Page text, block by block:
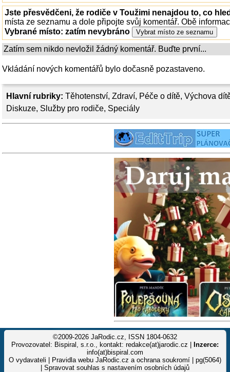
Hlavní rubriky: Těhotenství, Zdraví, Péče o dítě, Výchova
Diskuze, Služby pro rodiče, Speciály
Jste přesvědčeni, že rodiče v Toužimi nenajdou to, co
místa ze seznamu a dole připojte svůj komentář. Obě
Vybrané místo: zatím nevybráno
Zatím sem nikdo nevložil žádný komentář. Buďte první...
Vkládání nových komentářů bylo dočasně pozastaveno.
©2009-2026 JaRodic.cz, ISSN 1804-0632
Provozovatel: Bispiral, s.r.o., kontakt: redakce(at)jarodic.cz |
Inzerce:
info(at)bispiral.com
O vydavateli
Pravidla webu JaRodic.cz a ochrana soukromí | pg(5064)
Spravovat souhlas s nastavením osobních údajů